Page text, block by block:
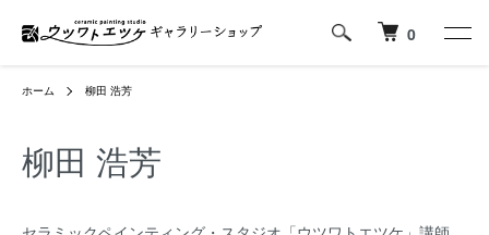
0
ホーム 柳田 浩芳
柳田 浩芳